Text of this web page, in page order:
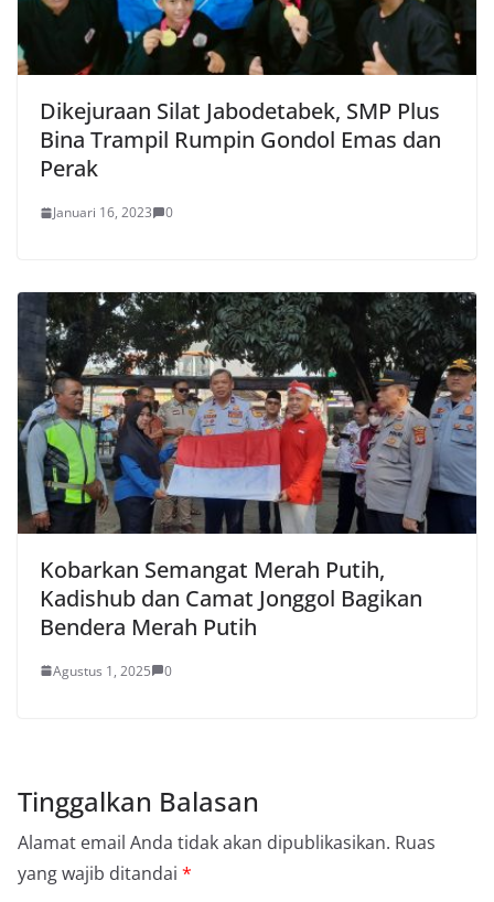
Dikejuraan Silat Jabodetabek, SMP Plus
Bina Trampil Rumpin Gondol Emas dan
Perak
Januari 16, 2023 0
Kobarkan Semangat Merah Putih,
Kadishub dan Camat Jonggol Bagikan
Bendera Merah Putih
Agustus 1, 2025 0
Tinggalkan Balasan
Alamat email Anda tidak akan dipublikasikan. Ruas
yang wajib ditandai *